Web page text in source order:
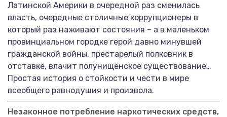
Латинской Америки в очередной раз сменилась
власть, очередные столичные коррупционеры в
который раз наживают состояния – а в маленьком
провинциальном городке герой давно минувшей
гражданской войны, престарелый полковник в
отставке, влачит полунищенское существование…
Простая история о стойкости и чести в мире
всеобщего равнодушия и произвола.
Незаконное потребление наркотических средств,